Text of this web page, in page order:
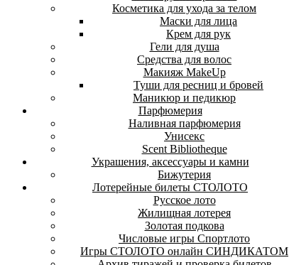
Косметика для ухода за телом
Маски для лица
Крем для рук
Гели для душа
Средства для волос
Макияж MakeUp
Туши для ресниц и бровей
Маникюр и педикюр
Парфюмерия
Наливная парфюмерия
Унисекс
Scent Bibliotheque
Украшения, аксессуары и камни
Бижутерия
Лотерейные билеты СТОЛОТО
Русское лото
Жилищная лотерея
Золотая подкова
Числовые игры Спортлото
Игры СТОЛОТО онлайн СИНДИКАТОМ